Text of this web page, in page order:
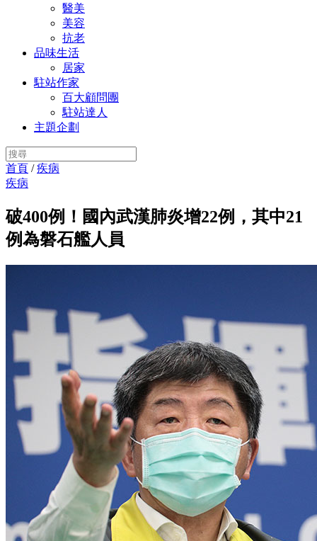
醫美
美容
抗老
品味生活
居家
駐站作家
百大顧問團
駐站達人
主題企劃
首頁 /疾病
疾病
破400例！國內武漢肺炎增22例，其中21
例為磐石艦人員